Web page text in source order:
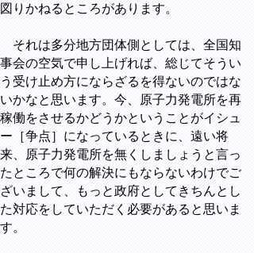
図りかねるところがあります。
それは多分地方団体側としては、全国知
事会の空気で申し上げれば、総じてそうい
う受け止め方にならざるを得ないのではな
いかなと思います。今、原子力発電所を再
稼働をさせるかどうかということがイシュ
ー［争点］になっているときに、遠い将
来、原子力発電所を無くしましょうと言っ
たところで何の解決にもならないわけでご
ざいまして、もっと政府としてきちんとし
た対応をしていただく必要があると思いま
す。